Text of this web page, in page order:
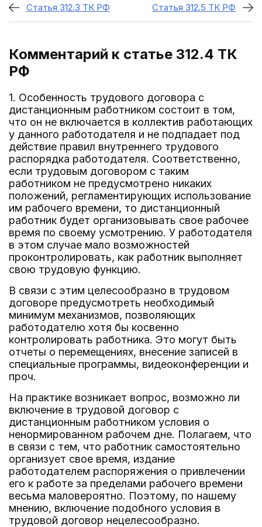
Статья 312.3 ТК РФ Статья 312.5 ТК РФ
Комментарий к статье 312.4 ТК
РФ
1. Особенность трудового договора с
дистанционным работником состоит в том,
что он не включается в коллектив работающих
у данного работодателя и не подпадает под
действие правил внутреннего трудового
распорядка работодателя. Соответственно,
если трудовым договором с таким
работником не предусмотрено никаких
положений, регламентирующих использование
им рабочего времени, то дистанционный
работник будет организовывать свое рабочее
время по своему усмотрению. У работодателя
в этом случае мало возможностей
проконтролировать, как работник выполняет
свою трудовую функцию.
В связи с этим целесообразно в трудовом
договоре предусмотреть необходимый
минимум механизмов, позволяющих
работодателю хотя бы косвенно
контролировать работника. Это могут быть
отчеты о перемещениях, внесение записей в
специальные программы, видеоконференции и
проч.
На практике возникает вопрос, возможно ли
включение в трудовой договор с
дистанционным работником условия о
ненормированном рабочем дне. Полагаем, что
в связи с тем, что работник самостоятельно
организует свое время, издание
работодателем распоряжения о привлечении
его к работе за пределами рабочего времени
весьма маловероятно. Поэтому, по нашему
мнению, включение подобного условия в
трудовой договор нецелесообразно.